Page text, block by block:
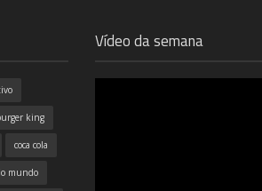
king
coca cola
mundo
Vídeo da semana